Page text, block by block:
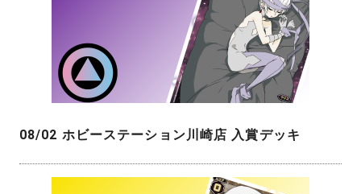
08/02 ホビーステーション川崎店 入賞デッキ